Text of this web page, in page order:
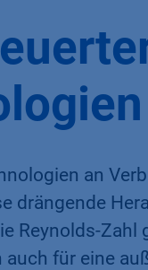
an
drängende
Reynolds-Zahl
für eine